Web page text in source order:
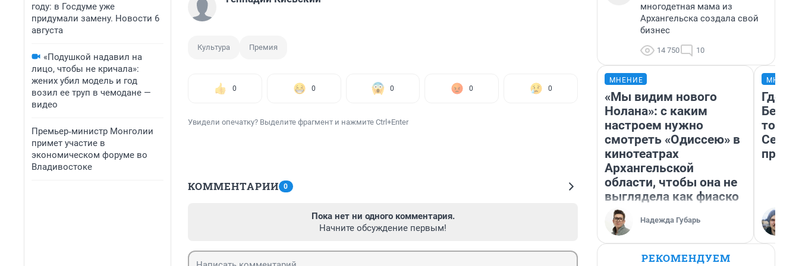
году: в Госдуме уже
придумали замену. Новости 6
августа
«Подушкой надавил на
лицо, чтобы не кричала»:
жених убил модель и год
возил ее труп в чемодане —
видео
Премьер‑министр Монголии
примет участие в
экономическом форуме во
Владивостоке
Культура Премия
0 0 0 0 0
Увидели опечатку? Выделите фрагмент и нажмите Ctrl+Enter
КОММЕНТАРИИ 0
Пока нет ни одного комментария.
Начните обсуждение первым!
многодетная мама из
Архангельска создала свой
бизнес
14 750 10
МНЕНИЕ
«Мы видим нового
Нолана»: с каким
настроем нужно
смотреть «Одиссею» в
кинотеатрах
Архангельской
области, чтобы она не
выглядела как фиаско
Надежда Губарь
Где
РЕКОМЕНДУЕМ